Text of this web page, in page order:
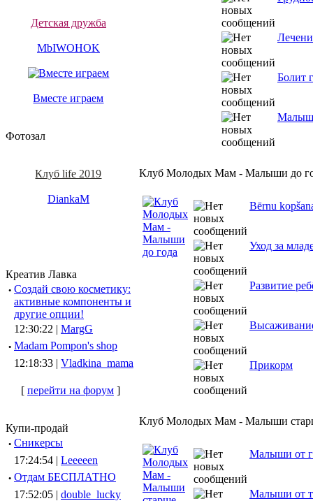
Детская дружба
MbIWOHOK
Вместе играем
Фотозал
Клуб life 2019
DiankaM
Креатив Лавка
· Создай свою косметику:
активные компоненты и
другие опции!
12:30:22 | MargG
· Madam Pompon's shop
12:18:33 | Vladkina_mama
[ перейти на форум ]
Купи-продай
· Сникерсы
17:24:54 | Leeeeen
· Отдам БЕСПЛАТНО
17:52:05 | double_lucky
Болит
Клуб Молодых Мам - Малыши до
Bērnu
Уход за
Развитие
Прикорм
Клуб Молодых Мам - Малыши
Малыши от
Малыши от